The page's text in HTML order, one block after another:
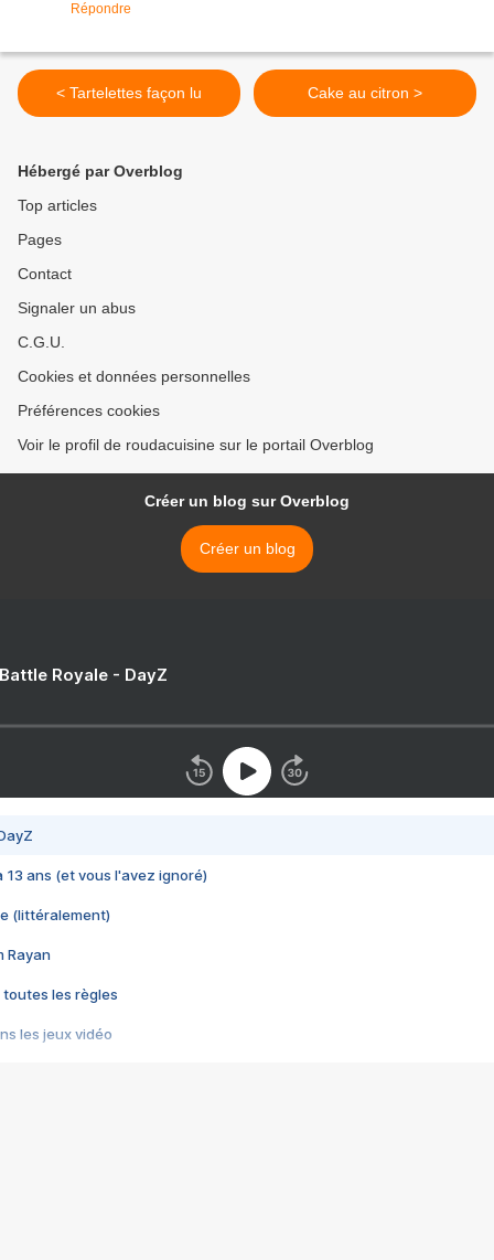
Répondre
< Tartelettes façon lu Cake au citron >
Hébergé par Overblog
Top articles
Pages
Contact
Signaler un abus
C.G.U.
Cookies et données personnelles
Préférences cookies
Voir le profil de roudacuisine sur le portail Overblog
Créer un blog sur Overblog
Créer un blog
Royale - DayZ
13 ans (et vous l'avez ignoré)
(littéralement)
Rayan
toutes les règles
les jeux vidéo